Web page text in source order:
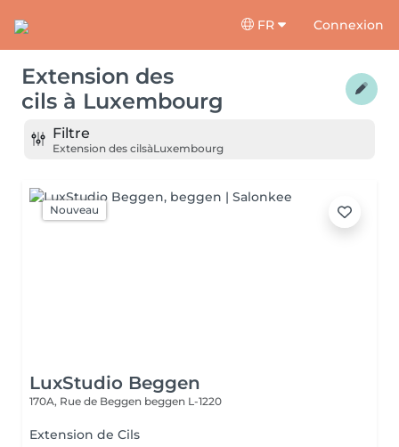
FR Connexion
Extension des
cils à Luxembourg
Filtre
Extension des cilsàLuxembourg
Nouveau
LuxStudio Beggen
170A, Rue de Beggen beggen L-1220
Extension de Cils